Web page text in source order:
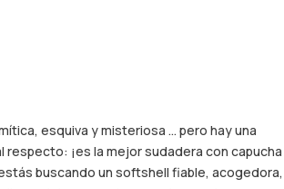
esquiva y misteriosa ... pero hay una
respecto: ¡es la mejor sudadera con capucha
buscando un softshell fiable, acogedora,